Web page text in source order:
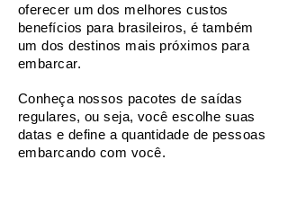
oferecer um dos melhores custos
benefícios para brasileiros, é também
um dos destinos mais próximos para
embarcar.
Conheça nossos pacotes de saídas
regulares, ou seja, você escolhe suas
datas e define a quantidade de pessoas
embarcando com você.